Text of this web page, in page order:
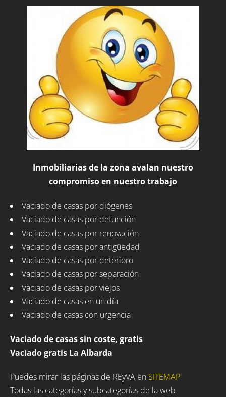
Inmobiliarias de la zona avalan nuestro
compromiso en nuestro trabajo
Vaciado de casas por diógenes
Vaciado de casas por defunción
Vaciado de casas por renovación
Vaciado de casas por antigüedad
Vaciado de casas por deterioro
Vaciado de casas por separación
Vaciado de casas por viejos
Vaciado de casas en un día
Vaciado de casas con urgencia
Vaciado de casas sin coste, gratis
Vaciado gratis La Albarda
Puedes mirar las páginas de REyVA en SITEMAP
Todas las categorías y subcategorías de la web